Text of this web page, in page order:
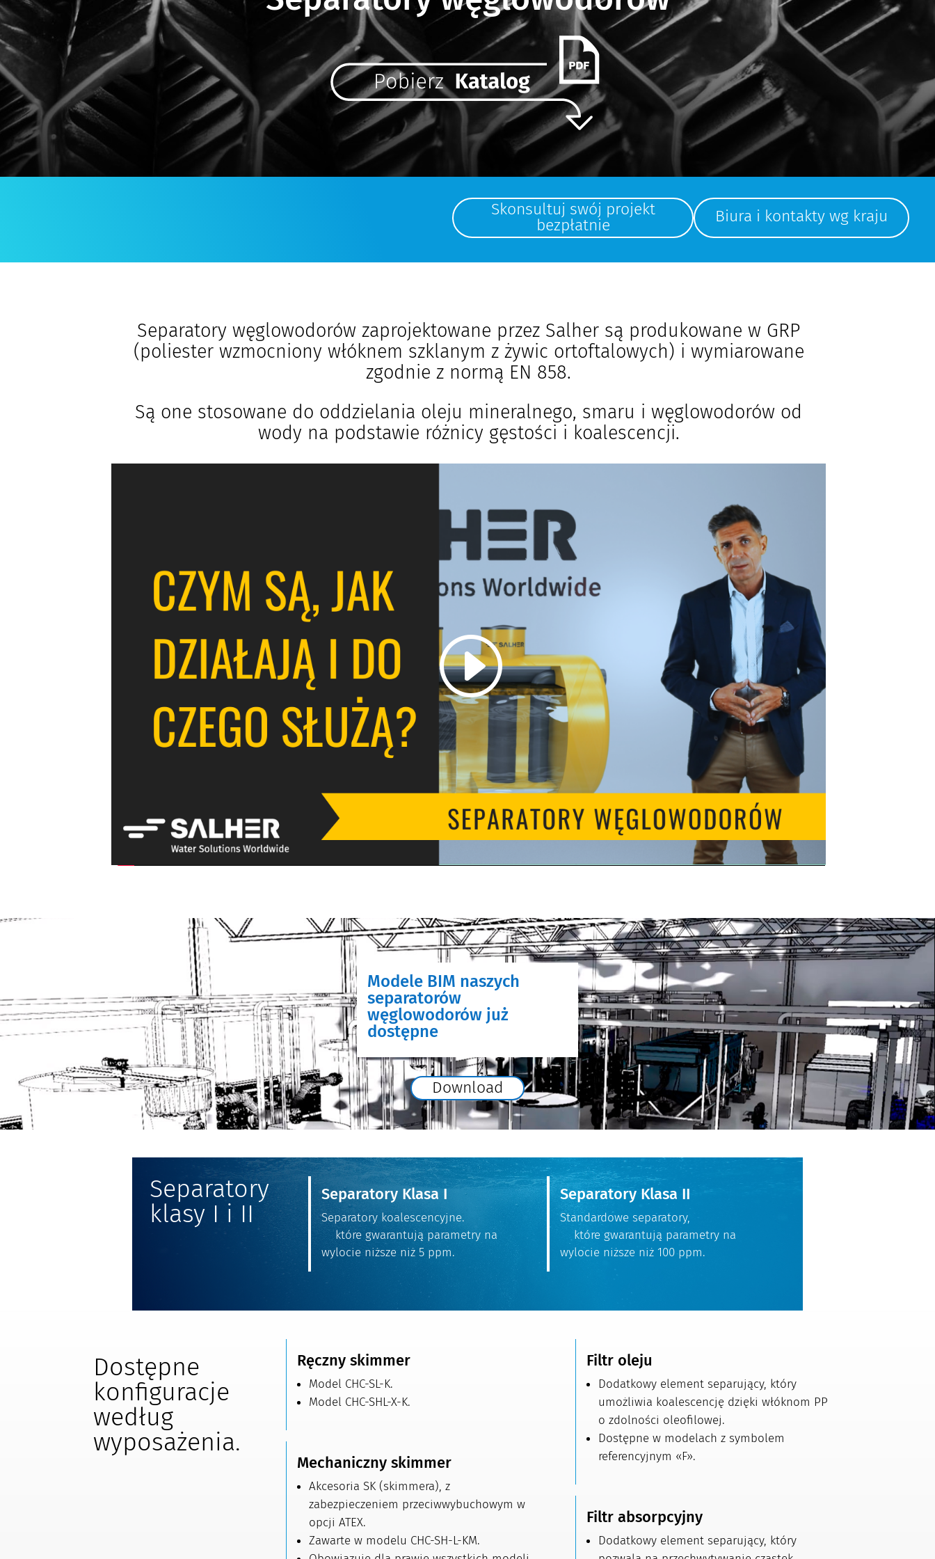
Skonsultuj swój projekt
bezpłatnie
Biura i kontakty wg kraju
Separatory węglowodorów zaprojektowane przez Salher są produkowane w GRP
(poliester wzmocniony włóknem szklanym z żywic ortoftalowych) i wymiarowane
zgodnie z normą EN 858.
Są one stosowane do oddzielania oleju mineralnego, smaru i węglowodorów od
wody na podstawie różnicy gęstości i koalescencji.
Modele BIM naszych
separatorów
węglowodorów już
dostępne
Download
Separatory
klasy I i II
Separatory Klasa I
Separatory koalescencyjne.
które gwarantują parametry na
wylocie niższe niż 5 ppm.
Separatory Klasa II
Standardowe separatory,
które gwarantują parametry na
wylocie niższe niż 100 ppm.
Dostępne
konfiguracje
według
wyposażenia.
Ręczny skimmer
Model CHC-SL-K.
Model CHC-SHL-X-K.
Mechaniczny skimmer
Akcesoria SK (skimmera), z
zabezpieczeniem przeciwwybuchowym w
opcji ATEX.
Zawarte w modelu CHC-SH-L-KM.
Filtr oleju
Dodatkowy element separujący, który
umożliwia koalescencję dzięki włóknom PP
o zdolności oleofilowej.
Dostępne w modelach z symbolem
referencyjnym «F».
Filtr absorpcyjny
Dodatkowy element separujący, który